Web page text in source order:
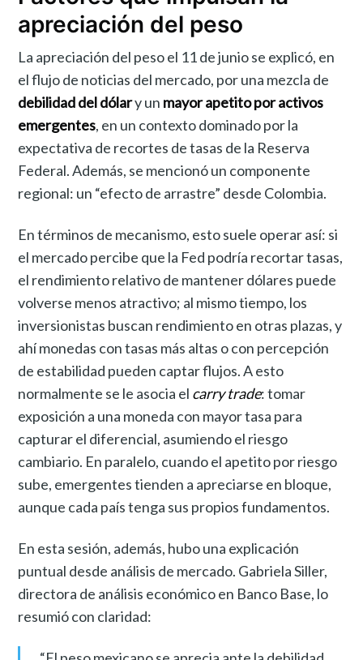
apreciación del peso
La apreciación del peso el 11 de junio se explicó, en
el flujo de noticias del mercado, por una mezcla de
debilidad del dólary un mayor apetito por activos
emergentes, en un contexto dominado por la
expectativa de recortes de tasas de la Reserva
Federal. Además, se mencionó un componente
regional: un “efecto de arrastre” desde Colombia.
En términos de mecanismo, esto suele operar así: si
el mercado percibe que la Fed podría recortar tasas,
el rendimiento relativo de mantener dólares puede
volverse menos atractivo; al mismo tiempo, los
inversionistas buscan rendimiento en otras plazas, y
ahí monedas con tasas más altas o con percepción
de estabilidad pueden captar flujos. A esto
normalmente se le asocia el carry trade: tomar
exposición a una moneda con mayor tasa para
capturar el diferencial, asumiendo el riesgo
cambiario. En paralelo, cuando el apetito por riesgo
sube, emergentes tienden a apreciarse en bloque,
aunque cada país tenga sus propios fundamentos.
En esta sesión, además, hubo una explicación
puntual desde análisis de mercado. Gabriela Siller,
directora de análisis económico en Banco Base, lo
resumió con claridad: